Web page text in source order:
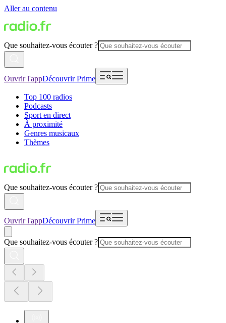
Aller au contenu
Que souhaitez-vous écouter ?
Ouvrir l'appDécouvrir Prime
Top 100 radios
Podcasts
Sport en direct
À proximité
Genres musicaux
Thèmes
Que souhaitez-vous écouter ?
Ouvrir l'appDécouvrir Prime
Que souhaitez-vous écouter ?